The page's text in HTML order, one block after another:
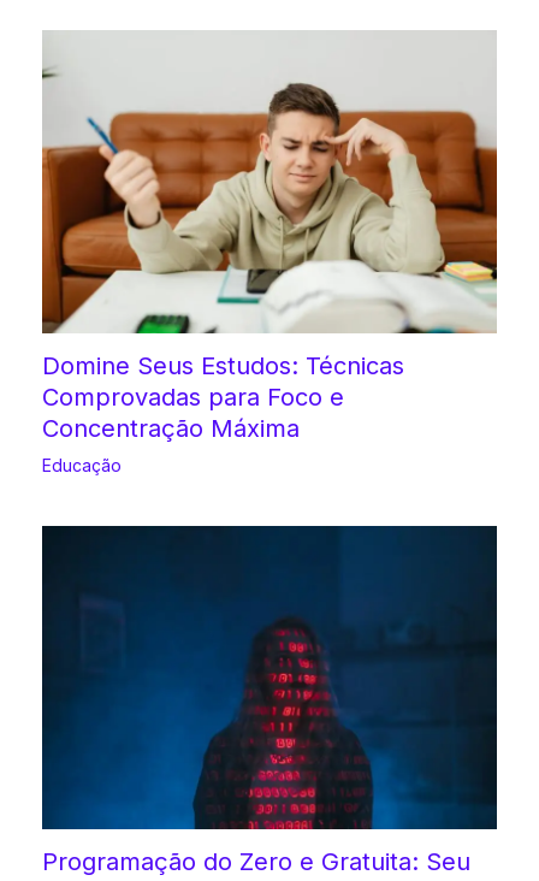
Domine Seus Estudos: Técnicas
Comprovadas para Foco e
Concentração Máxima
Educação
Programação do Zero e Gratuita: Seu